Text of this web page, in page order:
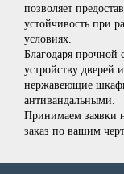
позволяет
устойчивость при
условиях.
Благодаря прочной
устройству дверей
нержавеющие
антивандальными.
Принимаем заявки
заказ по вашим